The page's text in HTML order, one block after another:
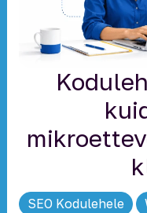
SEO Kodulehele